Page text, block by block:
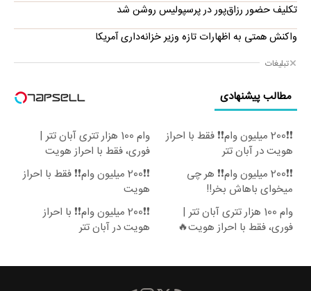
تکلیف حضور رزاق‌پور در پرسپولیس روشن شد
واکنش همتی به اظهارات تازه وزیر خزانه‌داری آمریکا
تبلیغات
مطالب پیشنهادی
❗❗200 میلیون وام❗❗ فقط با احراز
هویت در آبان تتر
وام 100 هزار تتری آبان تتر |
فوری، فقط با احراز هویت
❗❗200 میلیون وام❗❗ هر چی
میخوای باهاش بخر!!
❗❗200 میلیون وام❗❗ فقط با احراز
هویت
وام 100 هزار تتری آبان تتر |
فوری، فقط با احراز هویت🔥
❗❗200 میلیون وام❗❗ با احراز
هویت در آبان تتر